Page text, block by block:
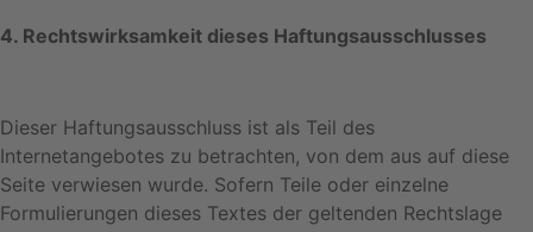
4. Rechtswirksamkeit dieses Haftungsausschlusses
Dieser Haftungsausschluss ist als Teil des
Internetangebotes zu betrachten, von dem aus auf diese
Seite verwiesen wurde. Sofern Teile oder einzelne
Formulierungen dieses Textes der geltenden Rechtslage